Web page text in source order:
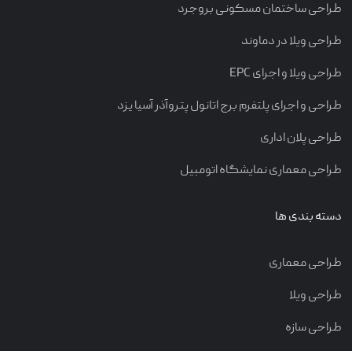
طراحی ساختمان مسکونی بروجرد
طراحی ویلا در دماوند
طراحی ویلا و اجرای EPC
طراحی و اجرای پلتفرم برج اتانول پتروآذر آسیا یزد
طراحی پلان اداری
طراحی معماری نمایشگاه اتومبیل
دسته بندی ها
طراحی معماری
طراحی ویلا
طراحی سازه